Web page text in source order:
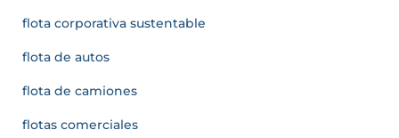
flota corporativa sustentable
flota de autos
flota de camiones
flotas comerciales